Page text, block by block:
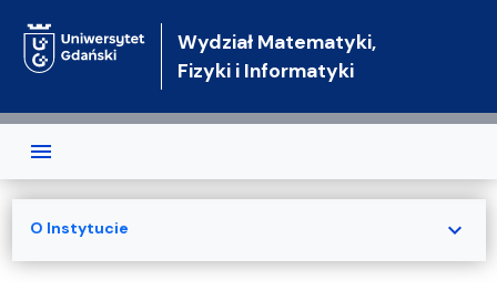
Wydział Matematyki,
Fizyki i Informatyki
O Instytucie expand_more